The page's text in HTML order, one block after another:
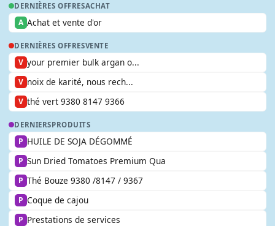
DERNIÈRES OFFRESACHAT
A Achat et vente d'or
DERNIÈRES OFFRESVENTE
V your premier bulk argan o...
V noix de karité, nous rech...
V thé vert 9380 8147 9366
DERNIERSPRODUITS
P HUILE DE SOJA DÉGOMMÉ
P Sun Dried Tomatoes Premium Qua
P Thé Bouze 9380 /8147 / 9367
P Coque de cajou
P Prestations de services